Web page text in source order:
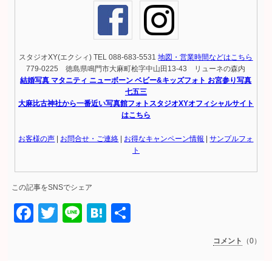
スタジオXY(エクシィ) TEL 088-683-5531地図・営業時間などはこちら
779-0225 徳島県鳴門市大麻町桧字中山田13-43 リューネの森内
結婚写真 マタニティ ニューボーン ベビー&キッズフォト お宮参り写真
七五三
大麻比古神社から一番近い写真館フォトスタジオXYオフィシャルサイト
はこちら
お客様の声 お問合せ・ご連絡 お得なキャンペーン情報 |サンプルフォ
ト
この記事をSNSでシェア
Facebook
Twitter
LineHatena
コメント （0）